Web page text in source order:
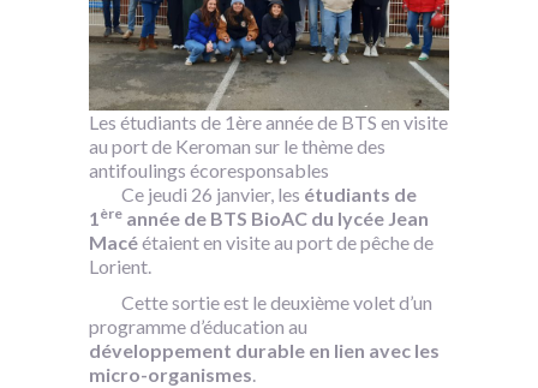
Les étudiants de 1ère année de BTS en visite
au port de Keroman sur le thème des
antifoulings écoresponsables
Ce jeudi 26 janvier, les étudiants de
1ère année de BTS BioAC du lycée Jean
Macéétaient en visite au port de pêche de
Lorient.
Cette sortie est le deuxième volet d’un
programme d’éducation au
développement durable en lien avec les
micro-organismes.